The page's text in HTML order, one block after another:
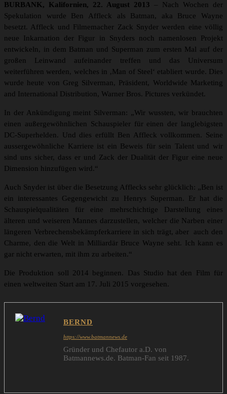
BURBANK, Kalifornien, 22. August 2013 – Nach Wochen der
Spekulation wurde Ben Affleck als Batman, aka Bruce Wayne
besetzt. Affleck und Filmemacher Zack Snyder werden eine völlig
neue Inkarnation der Figur in Snyders noch namenlosen Projekt
entwickeln, in dem Batman und Superman zum ersten Mal auf der
großen Leinwand aufeinander treffen und das Universum
weiterführen werden, welches in ‚Man of Steel‘ etabliert wurde. Dies
wurde heute von Greg Silverman, Präsident, Worldwide Marketing
and International Distribution, Warner Bros. Pictures verkündet.
In der Ankündigung meint Silverman: „Wir wussten, wir brauchten
einen außergewöhnlichen Schauspieler für einen der langlebigsten
DC-Superhelden. Und dies erfüllt Ben Affleck vollkommen. Seine
aussergewöhnliche Karriere ist ein Beweis für sein Talent und wir
sind uns sicher, dass er und Zack der Dualität der Figur eine neue
Dimension hinzufügen wird.“
Auch Snyder ist über die Besetzung Afflecks sehr glücklich: „Ben ist
ein interessantes Gegengewicht zu Henrys Superman. Er hat die
Schauspielqualitäten für eine mehrschichtige Darstellung eines
älteren und weiseren Mannes darzustellen, welcher die Narben einer
längeren Verbrechensbekämpferkarriere in sich trägt, aber auch den
Charme, den die Welt in Milliardär Bruce Wayne seht. Ich kann es
gar nicht erwarten, mit ihm zu arbeiten.“
Die Produktion soll 2014 beginnen. Das Studio hat den Film für
einen weltweiten Start am 17. Juli 2015 vorgesehen.
BERND
https://www.batmannews.de
Gründer und Chefautor a.D. von
Batmannews.de. Batman-Fan seit 1987.